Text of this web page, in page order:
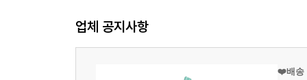
업체 공지사항
❤️배송